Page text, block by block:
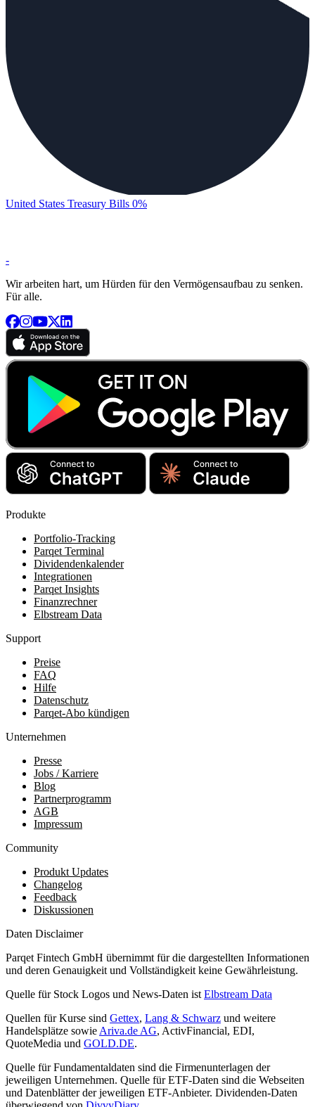
United States Treasury Bills 0%
-
Wir arbeiten hart, um Hürden für den Vermögensaufbau zu senken.
Für alle.
Produkte
Portfolio-Tracking
Parqet Terminal
Dividendenkalender
Integrationen
Parqet Insights
Finanzrechner
Elbstream Data
Support
Preise
FAQ
Hilfe
Datenschutz
Parqet-Abo kündigen
Unternehmen
Presse
Jobs / Karriere
Blog
Partnerprogramm
AGB
Impressum
Community
Produkt Updates
Changelog
Feedback
Diskussionen
Daten Disclaimer
Parqet Fintech GmbH übernimmt für die dargestellten Informationen
und deren Genauigkeit und Vollständigkeit keine Gewährleistung.
Quelle für Stock Logos und News-Daten ist Elbstream Data
Quellen für Kurse sind Gettex, Lang & Schwarz und weitere
Handelsplätze sowie Ariva.de AG, ActivFinancial, EDI,
QuoteMedia und GOLD.DE.
Quelle für Fundamentaldaten sind die Firmenunterlagen der
jeweiligen Unternehmen. Quelle für ETF-Daten sind die Webseiten
und Datenblätter der jeweiligen ETF-Anbieter. Dividenden-Daten